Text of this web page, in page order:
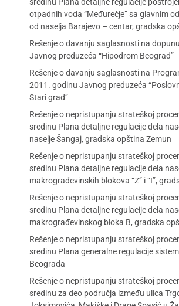
otpadnih voda “Međurečje” sa glavnim
od naselja Barajevo – centar, gradska
Rešenje o davanju saglasnosti na
Javnog preduzeća “Hipodrom Beograd”
Rešenje o davanju saglasnosti na
2011. godinu Javnog preduzeća
Stari grad”
Rešenje o nepristupanju strateškoj
sredinu Plana detaljne regulacije dela
naselje Šangaj, gradska opština Zemun
Rešenje o nepristupanju strateškoj
sredinu Plana detaljne regulacije dela
makrograđevinskih blokova “Z” i “I”,
Rešenje o nepristupanju strateškoj
sredinu Plana detaljne regulacije dela
makrograđevinskog bloka B, gradska
Rešenje o nepristupanju strateškoj
sredinu Plana generalne regulacije
Beograda
Rešenje o nepristupanju strateškoj
sredinu za deo područja između ulica